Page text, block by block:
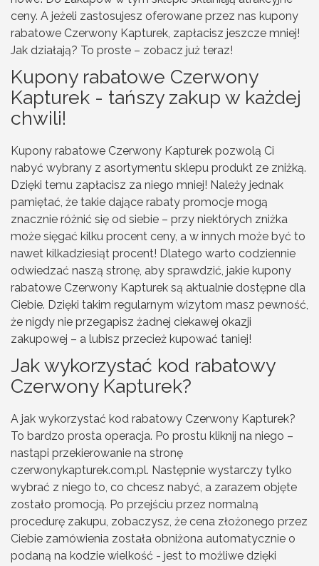
ceny. A jeżeli zastosujesz oferowane przez nas kupony
rabatowe Czerwony Kapturek, zapłacisz jeszcze mniej!
Jak działają? To proste – zobacz już teraz!
Kupony rabatowe Czerwony
Kapturek - tańszy zakup w każdej
chwili!
Kupony rabatowe Czerwony Kapturek pozwolą Ci
nabyć wybrany z asortymentu sklepu produkt ze zniżką.
Dzięki temu zapłacisz za niego mniej! Należy jednak
pamiętać, że takie dające rabaty promocje mogą
znacznie różnić się od siebie – przy niektórych zniżka
może sięgać kilku procent ceny, a w innych może być to
nawet kilkadziesiąt procent! Dlatego warto codziennie
odwiedzać naszą stronę, aby sprawdzić, jakie kupony
rabatowe Czerwony Kapturek są aktualnie dostępne dla
Ciebie. Dzięki takim regularnym wizytom masz pewność,
że nigdy nie przegapisz żadnej ciekawej okazji
zakupowej – a lubisz przecież kupować taniej!
Jak wykorzystać kod rabatowy
Czerwony Kapturek?
A jak wykorzystać kod rabatowy Czerwony Kapturek?
To bardzo prosta operacja. Po prostu kliknij na niego –
nastąpi przekierowanie na stronę
czerwonykapturek.com.pl. Następnie wystarczy tylko
wybrać z niego to, co chcesz nabyć, a zarazem objęte
zostało promocją. Po przejściu przez normalną
procedurę zakupu, zobaczysz, że cena złożonego przez
Ciebie zamówienia została obniżona automatycznie o
podaną na kodzie wielkość - jest to możliwe dzięki